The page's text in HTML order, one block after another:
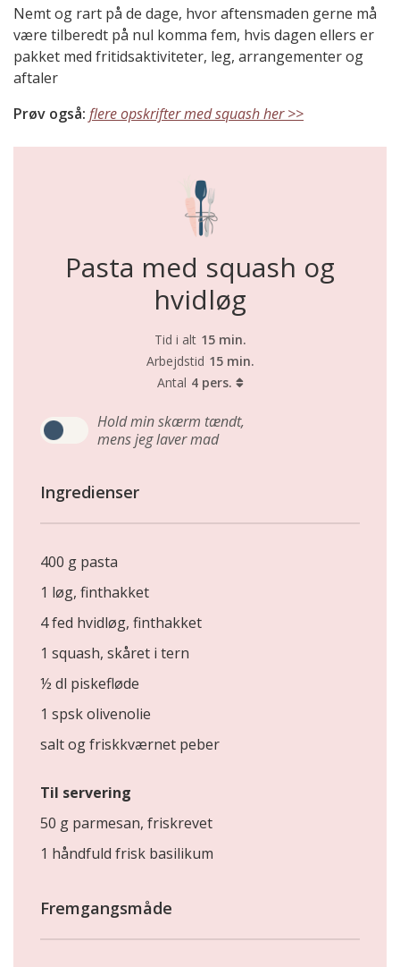
Nemt og rart på de dage, hvor aftensmaden gerne må
være tilberedt på nul komma fem, hvis dagen ellers er
pakket med fritidsaktiviteter, leg, arrangementer og
aftaler
Prøv også: flere opskrifter med squash her >>
Pasta med squash og
hvidløg
Tid i alt 15 min.
Arbejdstid 15 min.
Antal 4 pers.
Hold min skærm tændt,
mens jeg laver mad
Ingredienser
400 g pasta
1 løg, finthakket
4 fed hvidløg, finthakket
1 squash, skåret i tern
½ dl piskefløde
1 spsk olivenolie
salt og friskkværnet peber
Til servering
50 g parmesan, friskrevet
1 håndfuld frisk basilikum
Fremgangsmåde